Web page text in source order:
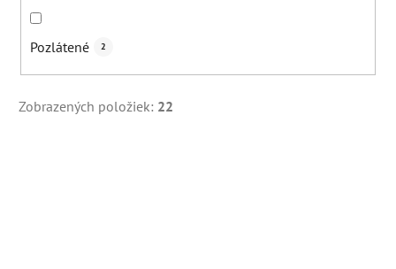
Pozlátené 2
Zobrazených položiek: 22